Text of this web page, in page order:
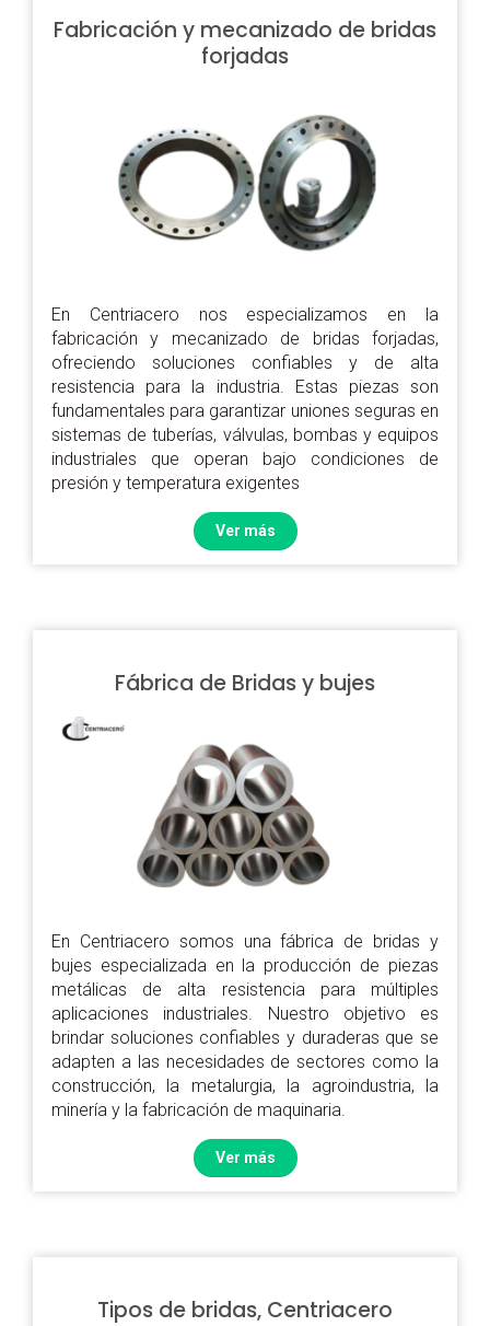
Fabricación y mecanizado de bridas
forjadas
En Centriacero nos especializamos en la
fabricación y mecanizado de bridas forjadas,
ofreciendo soluciones confiables y de alta
resistencia para la industria. Estas piezas son
fundamentales para garantizar uniones seguras en
sistemas de tuberías, válvulas, bombas y equipos
industriales que operan bajo condiciones de
presión y temperatura exigentes
Ver más
Fábrica de Bridas y bujes
En Centriacero somos una fábrica de bridas y
bujes especializada en la producción de piezas
metálicas de alta resistencia para múltiples
aplicaciones industriales. Nuestro objetivo es
brindar soluciones confiables y duraderas que se
adapten a las necesidades de sectores como la
construcción, la metalurgia, la agroindustria, la
minería y la fabricación de maquinaria.
Ver más
Tipos de bridas, Centriacero